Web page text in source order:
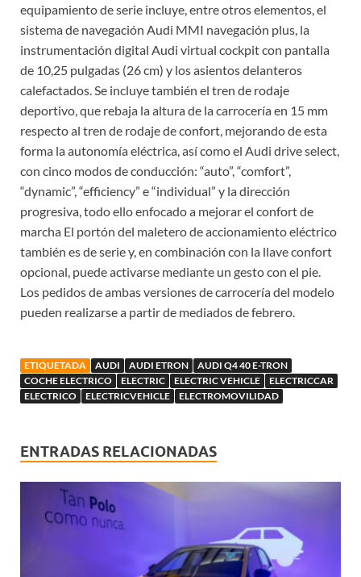
equipamiento de serie incluye, entre otros elementos, el
sistema de navegación Audi MMI navegación plus, la
instrumentación digital Audi virtual cockpit con pantalla
de 10,25 pulgadas (26 cm) y los asientos delanteros
calefactados. Se incluye también el tren de rodaje
deportivo, que rebaja la altura de la carrocería en 15 mm
respecto al tren de rodaje de confort, mejorando de esta
forma la autonomía eléctrica, así como el Audi drive select,
con cinco modos de conducción: “auto”, “comfort”,
“dynamic”, “efficiency” e “individual” y la dirección
progresiva, todo ello enfocado a mejorar el confort de
marcha El portón del maletero de accionamiento eléctrico
también es de serie y, en combinación con la llave confort
opcional, puede activarse mediante un gesto con el pie.
Los pedidos de ambas versiones de carrocería del modelo
pueden realizarse a partir de mediados de febrero.
ETIQUETADA AUDI AUDI ETRON
AUDI Q4 40 E-TRON
COCHE ELECTRICO
ELECTRIC ELECTRIC VEHICLE
ELECTRICCAR
ELECTRICO
ELECTRICVEHICLE ELECTROMOVILIDAD
ENTRADAS RELACIONADAS